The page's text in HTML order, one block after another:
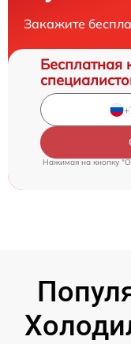
Закажите
Бесплатная
Нажимая на кнопку